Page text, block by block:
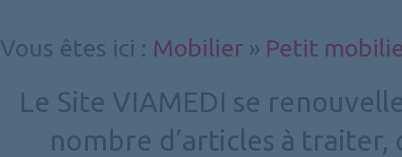
Vous êtes ici : Mobilier » Petit
Le Site VIAMEDI se
nombre d’articles à